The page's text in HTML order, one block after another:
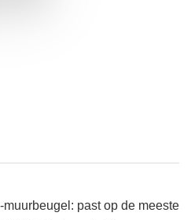
past op de meeste